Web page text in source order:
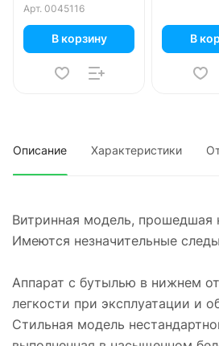
Арт. 0045116
В корзину В
Описание Характеристики
Витринная модель, прошедшая
Имеются незначительные
Аппарат с бутылью в нижнем
легкости при эксплуатации и
Стильная модель